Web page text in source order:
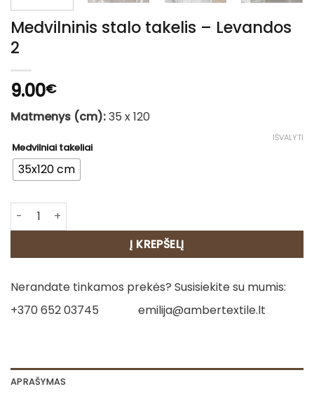
Medvilninis stalo takelis – Levandos
2
9.00€
Matmenys (cm):35 x 120
Medvilniai takeliai
35x120 cm
IŠVALYTI
produkto kiekis: Medvilninis stalo takelis - Levandos 2
Į KREPŠELĮ
Nerandate tinkamos prekės? Susisiekite su mumis:
+370 652 03745
emilija@ambertextile.lt
APRAŠYMAS